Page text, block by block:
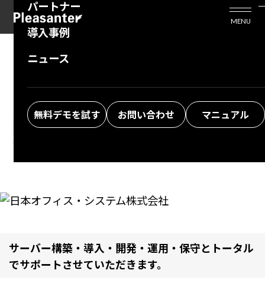
活用シーン
Enterprise Edition
パートナー
プリザンタービジネスを検討中の方
導入事例
ニュース
無料デモを試す お問い合わせ マニュアル
MENU
Integration&Sales Partner
サーバー構築・導入・開発・運用・保守とトータル
でサポートさせていただきます。